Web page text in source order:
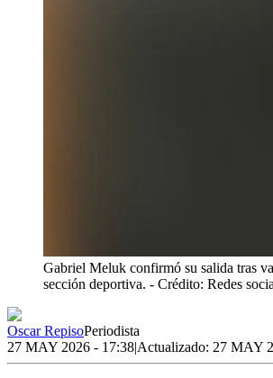
Gabriel Meluk confirmó su salida tras
sección deportiva. - Crédito: Redes
Oscar RepisoPeriodista
27 MAY 2026 - 17:38|Actualizado: 27 MAY